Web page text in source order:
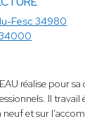
Fesc 34980
réalise pour
Il
neuf et sur